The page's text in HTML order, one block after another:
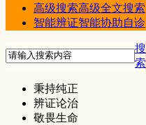
高级搜索高级全文搜索
智能辨证智能协助自诊
搜
索
秉持纯正
辨证论治
敬畏生命